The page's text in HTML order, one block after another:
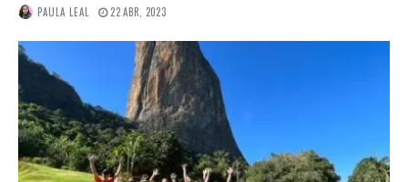
PAULA LEAL 22 ABR, 2023